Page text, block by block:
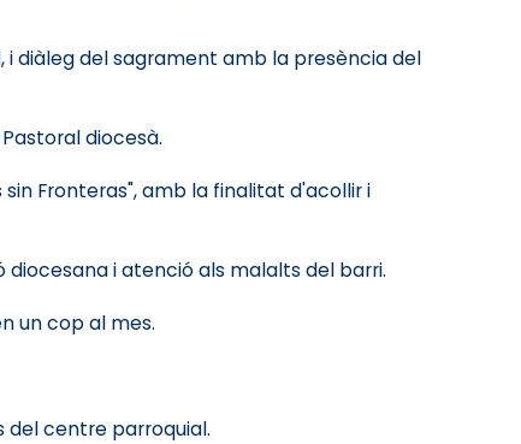
diàleg del sagrament amb la presència del
diocesà.
Fronteras", amb la finalitat d'acollir i
diocesana i atenció als malalts del barri.
un cop al mes.
del centre parroquial.